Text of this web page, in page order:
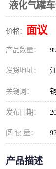
液化气罐
价格： 面议
产品数量：
发货地址：
关键词：
发布日期：
阅 读 量： 92
产品描述